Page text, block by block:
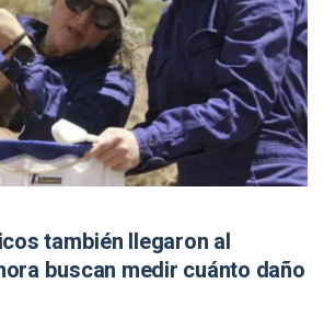
también llegaron al
buscan medir cuánto daño